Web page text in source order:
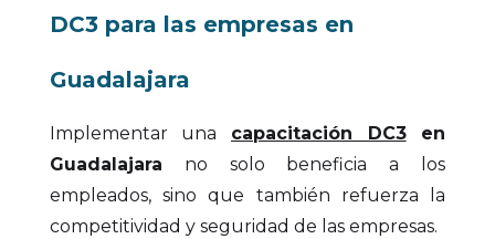
DC3 para las empresas en
Guadalajara
Implementar una capacitación DC3en
Guadalajara no solo beneficia a los
empleados, sino que también refuerza la
competitividad y seguridad de las empresas.